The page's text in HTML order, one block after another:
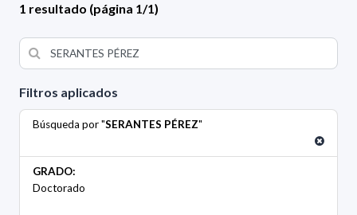
Filtros aplicados
Búsqueda por "SERANTES PÉREZ"
GRADO:
Doctorado
1 resultado (página 1/1)